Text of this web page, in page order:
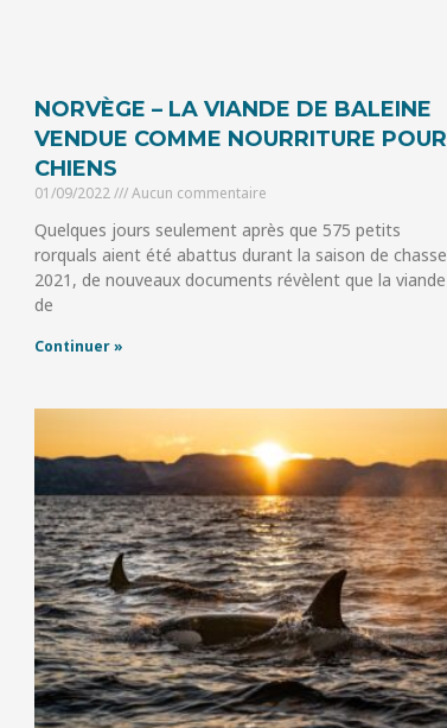
NORVÈGE – LA VIANDE DE BALEINE
VENDUE COMME NOURRITURE POUR
CHIENS
01/09/2022 Aucun commentaire
Quelques jours seulement après que 575 petits
rorquals aient été abattus durant la saison de chasse
2021, de nouveaux documents révèlent que la viande
de
Continuer »